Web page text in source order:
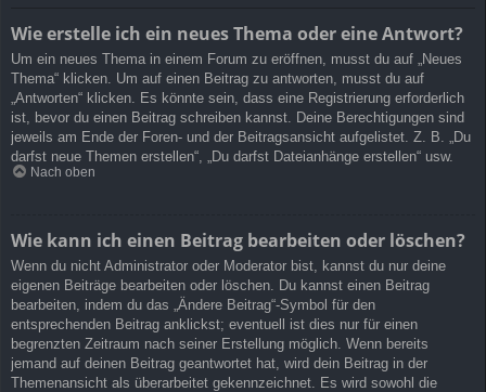
Wie erstelle ich ein neues Thema oder eine Antwort?
Um ein neues Thema in einem Forum zu eröffnen, musst du auf „Neues
Thema“ klicken. Um auf einen Beitrag zu antworten, musst du auf
„Antworten“ klicken. Es könnte sein, dass eine Registrierung erforderlich
ist, bevor du einen Beitrag schreiben kannst. Deine Berechtigungen sind
jeweils am Ende der Foren- und der Beitragsansicht aufgelistet. Z. B. „Du
darfst neue Themen erstellen“, „Du darfst Dateianhänge erstellen“ usw.
Nach oben
Wie kann ich einen Beitrag bearbeiten oder löschen?
Wenn du nicht Administrator oder Moderator bist, kannst du nur deine
eigenen Beiträge bearbeiten oder löschen. Du kannst einen Beitrag
bearbeiten, indem du das „Ändere Beitrag“-Symbol für den
entsprechenden Beitrag anklickst; eventuell ist dies nur für einen
begrenzten Zeitraum nach seiner Erstellung möglich. Wenn bereits
jemand auf deinen Beitrag geantwortet hat, wird dein Beitrag in der
Themenansicht als überarbeitet gekennzeichnet. Es wird sowohl die